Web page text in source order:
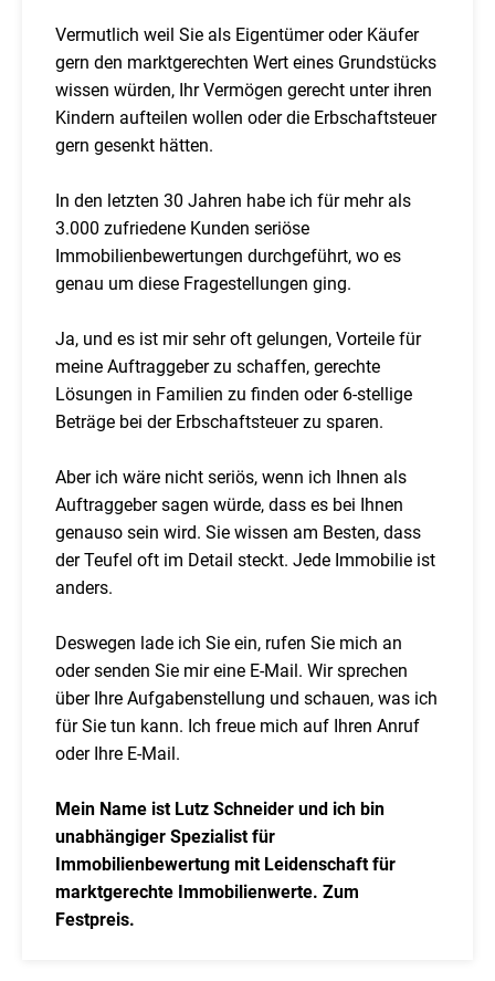
Vermutlich weil Sie als Eigentümer oder Käufer
gern den marktgerechten Wert eines Grundstücks
wissen würden, Ihr Vermögen gerecht unter ihren
Kindern aufteilen wollen oder die Erbschaftsteuer
gern gesenkt hätten.
In den letzten 30 Jahren habe ich für mehr als
3.000 zufriedene Kunden seriöse
Immobilienbewertungen durchgeführt, wo es
genau um diese Fragestellungen ging.
Ja, und es ist mir sehr oft gelungen, Vorteile für
meine Auftraggeber zu schaffen, gerechte
Lösungen in Familien zu finden oder 6-stellige
Beträge bei der Erbschaftsteuer zu sparen.
Aber ich wäre nicht seriös, wenn ich Ihnen als
Auftraggeber sagen würde, dass es bei Ihnen
genauso sein wird. Sie wissen am Besten, dass
der Teufel oft im Detail steckt. Jede Immobilie ist
anders.
Deswegen lade ich Sie ein, rufen Sie mich an
oder senden Sie mir eine E-Mail. Wir sprechen
über Ihre Aufgabenstellung und schauen, was ich
für Sie tun kann. Ich freue mich auf Ihren Anruf
oder Ihre E-Mail.
Mein Name ist Lutz Schneider und ich bin
unabhängiger Spezialist für
Immobilienbewertung mit Leidenschaft für
marktgerechte Immobilienwerte. Zum
Festpreis.